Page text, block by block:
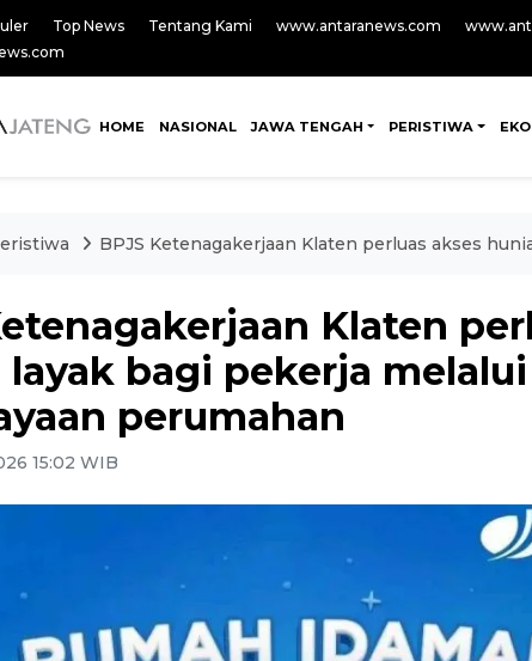
Top News Tentang Kami www.antaranews.com
HOME NASIONAL JAWA TENGAH PERISTIWA
BPJS Ketenagakerjaan Klaten perluas akses
Klaten
bagi pekerja
perumahan
15:02 WIB